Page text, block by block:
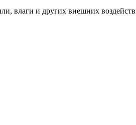
влаги и других внешних